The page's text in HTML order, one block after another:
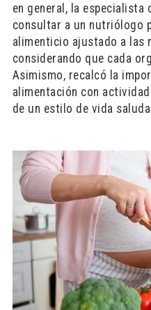
en general, la especialista
consultar a un nutriólogo
alimenticio ajustado a las
considerando que cada
Asimismo, recalcó la
alimentación con
de un estilo de vida